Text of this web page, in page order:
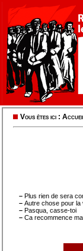
Vous êtes ici :
– Plus rien de sera
– Autre chose pour la
– Pasqua, casse-toi
– Ca recommence